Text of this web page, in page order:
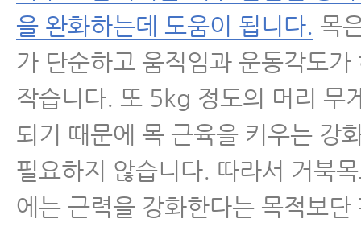
을 완화하는데 도움이 됩니다. 목
가 단순하고 움직임과 운동각도가
작습니다. 또 5kg 정도의 머리 무
되기 때문에 목 근육을 키우는 강
필요하지 않습니다. 따라서 거북
에는 근력을 강화한다는 목적보단